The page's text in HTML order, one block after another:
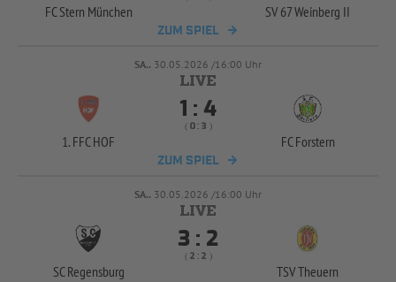
FC Stern München SV 67 Weinberg II
ZUM SPIEL
SA.. 30.05.2026 /16:00 Uhr
1. FFC HOF
 : 
( :  )
FC Forstern
ZUM SPIEL
SA.. 30.05.2026 /16:00 Uhr
SC Regensburg
 : 
(  :  )
TSV Theuern